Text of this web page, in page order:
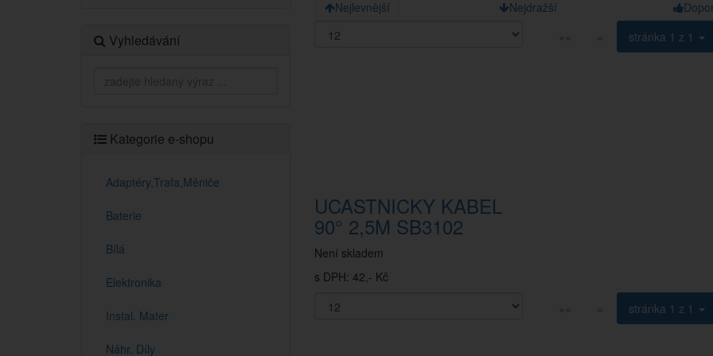
Vyhledávání
Kategorie e-shopu
Adaptéry,Trafa,Měniče
Baterie
Bílá
Elektronika
Instal. Mater
Náhr. Díly
Nejlevnější Nejdražší
««
« stránka 1 z 1
UCASTNICKY KABEL
90° 2,5M SB3102
Není skladem
s DPH: 42,- Kč
««
« stránka 1 z 1